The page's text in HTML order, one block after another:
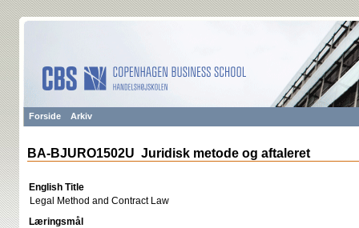
Forside Arkiv
BA-BJURO1502U Juridisk metode og aftaleret
English Title
Legal Method and Contract Law
Læringsmål